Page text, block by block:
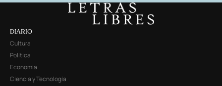
DIARIO
Cultura
Política
Economía
Ciencia y Tecnología